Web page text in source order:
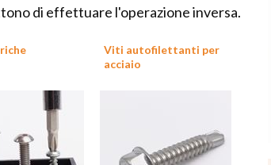
di effettuare l'operazione inversa.
Viti autofilettanti per
acciaio